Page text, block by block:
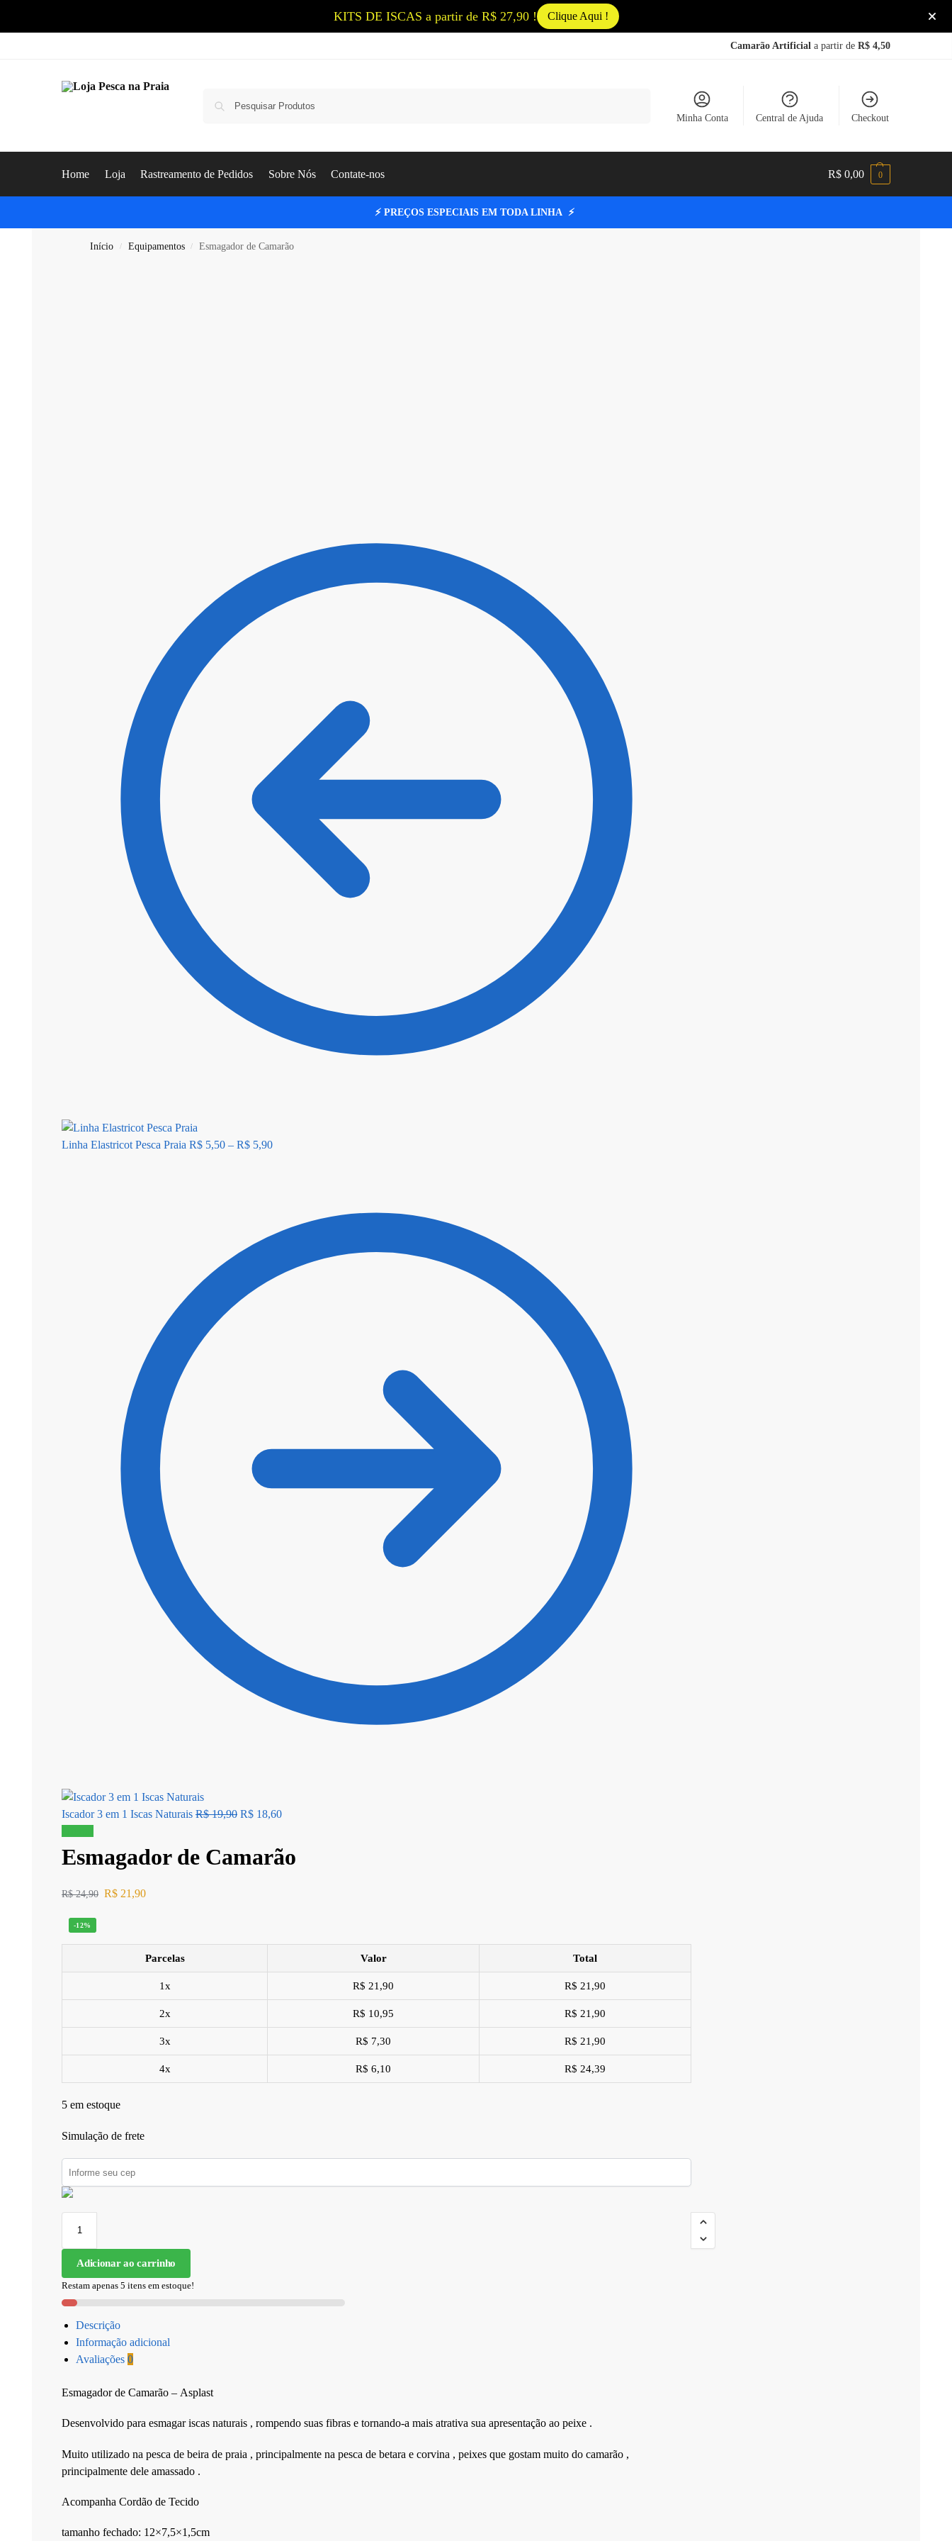
KITS DE ISCAS a partir de R$ 27,90 ! Clique Aqui !
Camarão Artificial a partir de R$ 4,50
Minha Conta Central de Ajuda Checkout
Home Loja Rastreamento de Pedidos Sobre Nós Contate-nos R$ 0,00 0
⚡ PREÇOS ESPECIAIS EM TODA LINHA ⚡
Início / Equipamentos / Esmagador de Camarão
Linha Elastricot Pesca Praia R$ 5,50 – R$ 5,90
Iscador 3 em 1 Iscas Naturais R$19,90 R$ 18,60
Esmagador de Camarão
R$24,90 R$ 21,90
-12%
Parcelas Valor Total
1x R$ 21,90 R$ 21,90
2x R$ 10,95 R$ 21,90
3x R$ 7,30 R$ 21,90
4x R$ 6,10 R$ 24,39
5 em estoque
Simulação de frete
Adicionar ao carrinho
Restam apenas 5 itens em estoque!
Descrição
Informação adicional
Avaliações 0
Esmagador de Camarão – Asplast
Desenvolvido para esmagar iscas naturais , rompendo suas fibras e tornando-a mais atrativa sua apresentação ao peixe .
Muito utilizado na pesca de beira de praia , principalmente na pesca de betara e corvina , peixes que gostam muito do camarão ,
principalmente dele amassado .
Acompanha Cordão de Tecido
tamanho fechado: 12×7,5×1,5cm